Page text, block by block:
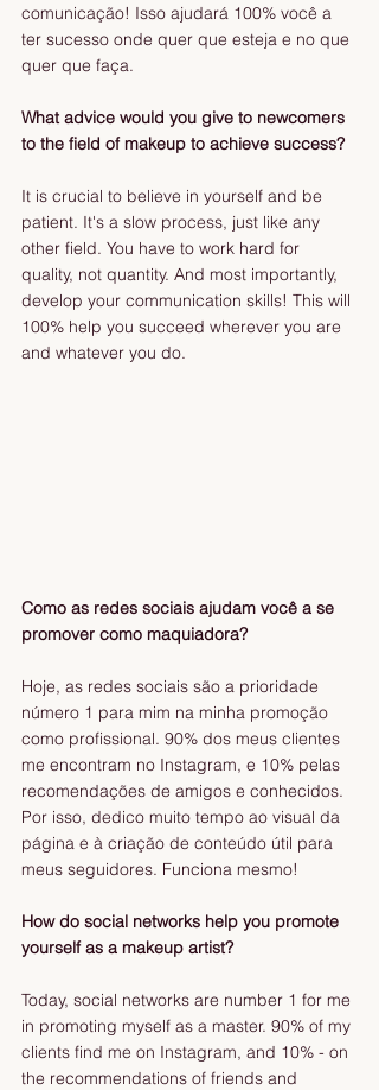
comunicação! Isso ajudará 100% você a
ter sucesso onde quer que esteja e no que
quer que faça.
What advice would you give to newcomers
to the field of makeup to achieve success?
It is crucial to believe in yourself and be
patient. It's a slow process, just like any
other field. You have to work hard for
quality, not quantity. And most importantly,
develop your communication skills! This will
100% help you succeed wherever you are
and whatever you do.
Como as redes sociais ajudam você a se
promover como maquiadora?
Hoje, as redes sociais são a prioridade
número 1 para mim na minha promoção
como profissional. 90% dos meus clientes
me encontram no Instagram, e 10% pelas
recomendações de amigos e conhecidos.
Por isso, dedico muito tempo ao visual da
página e à criação de conteúdo útil para
meus seguidores. Funciona mesmo!
How do social networks help you promote
yourself as a makeup artist?
Today, social networks are number 1 for me
in promoting myself as a master. 90% of my
clients find me on Instagram, and 10% - on
the recommendations of friends and